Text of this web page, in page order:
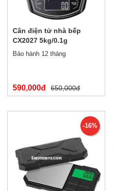
Cân điện tử nhà bếp
CX2027 5kg/0.1g
Bảo hành 12 tháng
590,000đ 650,000đ
-16%